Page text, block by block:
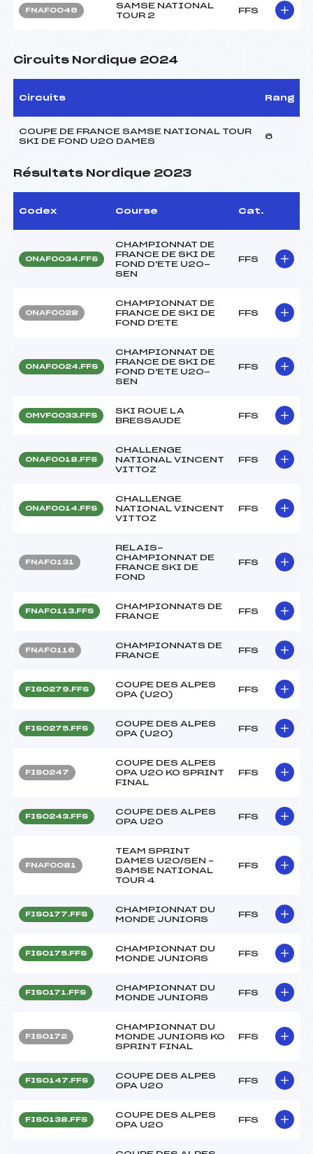
FNAF0046
SAMSE NATIONAL
TOUR 2
FFS
Circuits Nordique 2024
Circuits Rang
COUPE DE FRANCE SAMSE NATIONAL TOUR
SKI DE FOND U20 DAMES
6
Résultats Nordique 2023
Codex Course Cat.
ONAF0034.FFS
CHAMPIONNAT DE
FRANCE DE SKI DE
FOND D'ETE U20-
SEN
FFS
ONAF0028
CHAMPIONNAT DE
FRANCE DE SKI DE
FOND D'ETE
FFS
ONAF0024.FFS
CHAMPIONNAT DE
FRANCE DE SKI DE
FOND D'ETE U20-
SEN
FFS
OMVF0033.FFS
SKI ROUE LA
BRESSAUDE
FFS
ONAF0018.FFS
CHALLENGE
NATIONAL VINCENT
VITTOZ
FFS
ONAF0014.FFS
CHALLENGE
NATIONAL VINCENT
VITTOZ
FFS
FNAF0131
RELAIS-
CHAMPIONNAT DE
FRANCE SKI DE
FOND
FFS
FNAF0113.FFS
CHAMPIONNATS DE
FRANCE
FFS
FNAF0116
CHAMPIONNATS DE
FRANCE
FFS
FIS0279.FFS
COUPE DES ALPES
OPA (U20)
FFS
FIS0275.FFS
COUPE DES ALPES
OPA (U20)
FFS
FIS0247
COUPE DES ALPES
OPA U20 KO SPRINT
FINAL
FFS
FIS0243.FFS
COUPE DES ALPES
OPA U20
FFS
FNAF0081
TEAM SPRINT
DAMES U20/SEN –
SAMSE NATIONAL
TOUR 4
FFS
FIS0177.FFS
CHAMPIONNAT DU
MONDE JUNIORS
FFS
FIS0175.FFS
CHAMPIONNAT DU
MONDE JUNIORS
FFS
FIS0171.FFS
CHAMPIONNAT DU
MONDE JUNIORS
FFS
FIS0172
CHAMPIONNAT DU
MONDE JUNIORS KO
SPRINT FINAL
FFS
FIS0147.FFS
COUPE DES ALPES
OPA U20
FFS
FIS0138.FFS
COUPE DES ALPES
OPA U20
FFS